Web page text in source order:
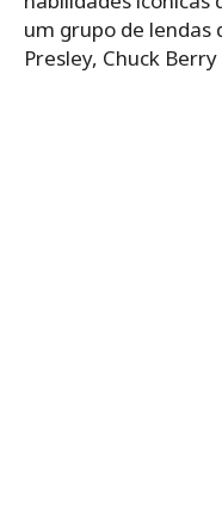
um grupo de lendas
Presley, Chuck